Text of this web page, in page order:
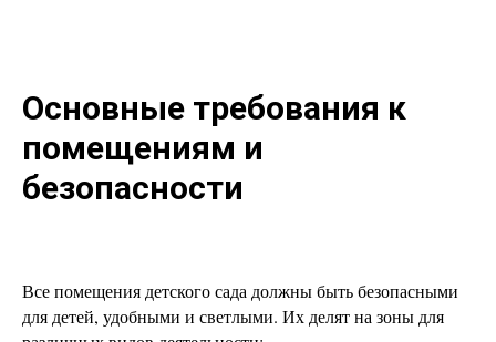
Основные требования к
помещениям и
безопасности
Все помещения детского сада должны быть безопасными
для детей, удобными и светлыми. Их делят на зоны для